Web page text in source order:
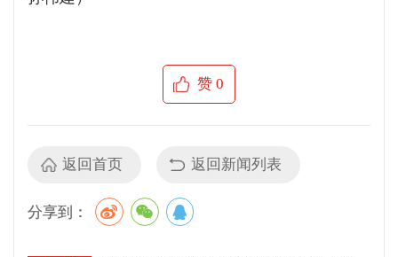
赞0
返回首页 返回新闻列表
分享到：